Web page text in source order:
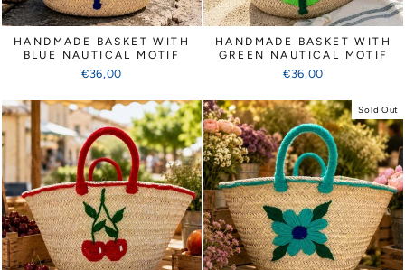
HANDMADE BASKET WITH
BLUE NAUTICAL MOTIF
€36,00
HANDMADE BASKET WITH
GREEN NAUTICAL MOTIF
€36,00
Sold Out